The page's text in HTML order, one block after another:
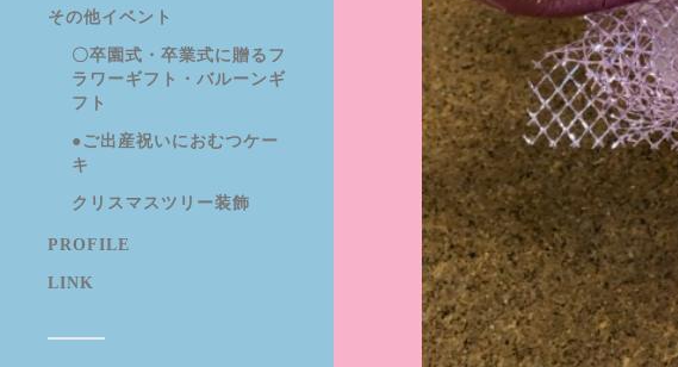
その他イベント
〇卒園式・卒業式に贈るフ
ラワーギフト・バルーンギ
フト
●ご出産祝いにおむつケー
キ
クリスマスツリー装飾
PROFILE
LINK